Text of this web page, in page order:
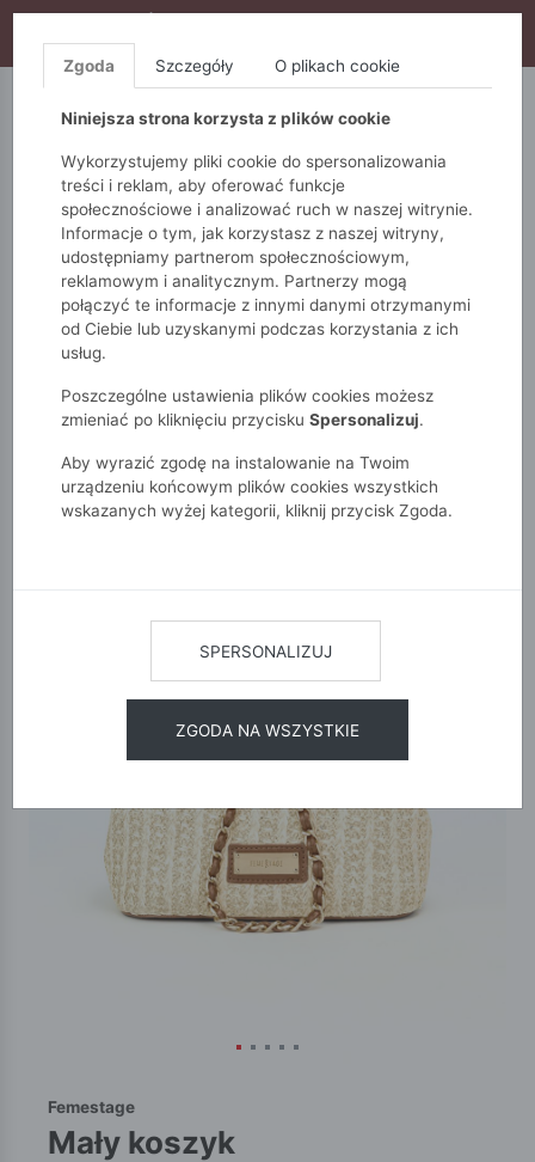
S10), DODATKOWE 15% ZA 3SZT (KOD: S15)
5.10.15. QUIOSQUE
Monnari Torby Koszyki Mały koszyk
Femestage
mały koszyk
Zgoda Szczegóły O plikach cookie
Niniejsza strona korzysta z plików cookie
Wykorzystujemy pliki cookie do spersonalizowania
treści i reklam, aby oferować funkcje
społecznościowe i analizować ruch w naszej witrynie.
Informacje o tym, jak korzystasz z naszej witryny,
udostępniamy partnerom społecznościowym,
reklamowym i analitycznym. Partnerzy mogą
połączyć te informacje z innymi danymi otrzymanymi
od Ciebie lub uzyskanymi podczas korzystania z ich
usług.
Poszczególne ustawienia plików cookies możesz
zmieniać po kliknięciu przycisku Spersonalizuj.
Aby wyrazić zgodę na instalowanie na Twoim
urządzeniu końcowym plików cookies wszystkich
wskazanych wyżej kategorii, kliknij przycisk Zgoda.
SPERSONALIZUJ
ZGODA NA WSZYSTKIE